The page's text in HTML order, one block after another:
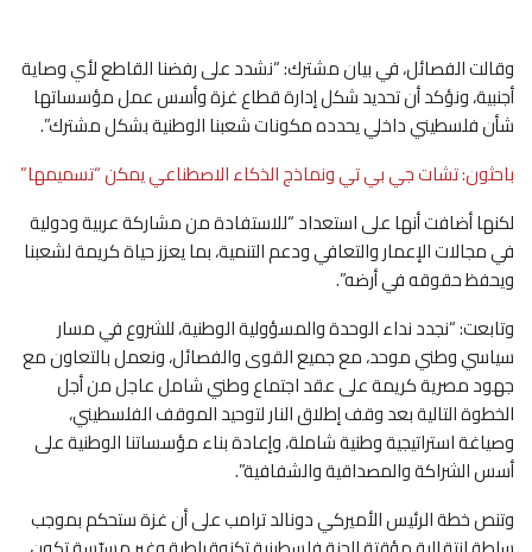
وقالت الفصائل، في بيان مشترك: “نشدد على رفضنا القاطع لأي وصاية
أجنبية، ونؤكد أن تحديد شكل إدارة قطاع غزة وأسس عمل مؤسساتها
شأن فلسطيني داخلي يحدده مكونات شعبنا الوطنية بشكل مشترك”.
باحثون: تشات جي بي تي ونماذج الذكاء الاصطناعي يمكن “تسميمها”
لكنها أضافت أنها على استعداد “للاستفادة من مشاركة عربية ودولية
في مجالات الإعمار والتعافي ودعم التنمية، بما يعزز حياة كريمة لشعبنا
ويحفظ حقوقه في أرضه”.
وتابعت: “نجدد نداء الوحدة والمسؤولية الوطنية، للشروع في مسار
سياسي وطني موحد، مع جميع القوى والفصائل، ونعمل بالتعاون مع
جهود مصرية كريمة على عقد اجتماع وطني شامل عاجل من أجل
الخطوة التالية بعد وقف إطلاق النار لتوحيد الموقف الفلسطيني،
وصياغة استراتيجية وطنية شاملة، وإعادة بناء مؤسساتنا الوطنية على
أسس الشراكة والمصداقية والشفافية”.
وتنص خطة الرئيس الأميركي دونالد ترامب على أن غزة ستحكم بموجب